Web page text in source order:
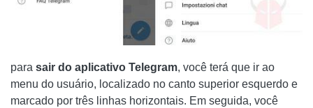
para sair do aplicativo Telegram, você terá que ir ao
menu do usuário, localizado no canto superior esquerdo e
marcado por três linhas horizontais. Em seguida, você